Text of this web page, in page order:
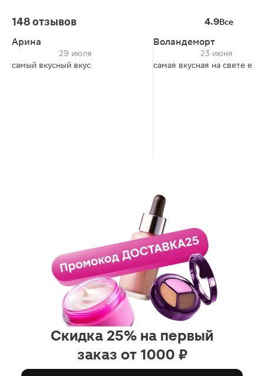
148 отзывов 4.9Все
Арина
29 июля
самый вкусный вкус
Воландеморт
23 июня
самая вкусная на свете еда
Скидка 25% на первый
заказ от 1000 ₽